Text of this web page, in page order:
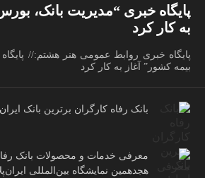
پایگاه خبری “مدیریت بانک،
به کار کرد
پایگاه خبری روابط عمومی هنر هشتم://
بیمه کشور” آغاز به کار کرد
بانک رفاه کارگران برترین بانک
معرفی خدمات و محصولات بانک
هجدهمین نمایشگاه بین‌المللی